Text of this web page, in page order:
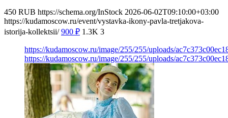
450 RUB https://schema.org/InStock 2026-06-02T09:10:00+03:00
https://kudamoscow.ru/event/vystavka-ikony-pavla-tretjakova-
istorija-kollektsii/ 900 ₽ 1.3K 3
https://kudamoscow.ru/image/255/255/uploads/
https://kudamoscow.ru/image/255/255/uploads/